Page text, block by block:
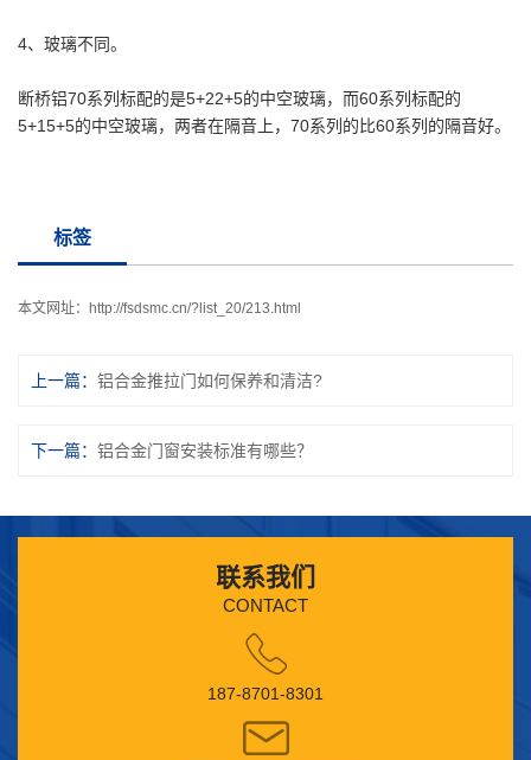
4、玻璃不同。
断桥铝70系列标配的是5+22+5的中空玻璃，而60系列标配的
5+15+5的中空玻璃，两者在隔音上，70系列的比60系列的隔音好。
标签
本文网址： http://fsdsmc.cn/?list_20/213.html
上一篇： 铝合金推拉门如何保养和清洁?
下一篇： 铝合金门窗安装标准有哪些？
联系我们
CONTACT
187-8701-8301